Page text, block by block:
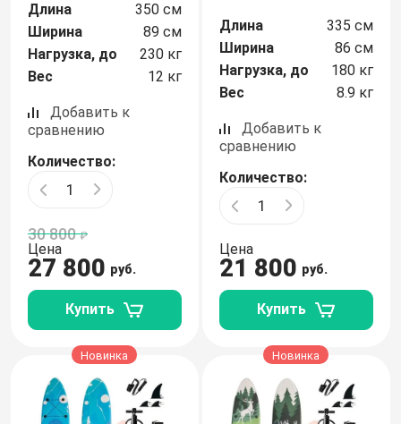
Длина
350 см
Ширина
89 см
Нагрузка, до
230 кг
Вес
12 кг
Добавить к
сравнению
Количество:
30 800
Цена
27 800 руб.
Купить
Длина
335 см
Ширина
86 см
Нагрузка, до
180 кг
Вес
8.9 кг
Добавить к
сравнению
Количество:
Цена
21 800 руб.
Купить
Новинка Новинка